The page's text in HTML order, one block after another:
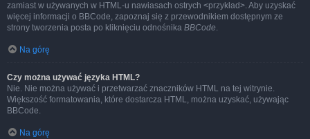
zamiast w używanych w HTML-u nawiasach ostrych <przykład>. Aby uzyskać
więcej informacji o BBCode, zapoznaj się z przewodnikiem dostępnym ze
strony tworzenia posta po kliknięciu odnośnika BBCode.
Na górę
Czy można używać języka HTML?
Nie. Nie można używać i przetwarzać znaczników HTML na tej witrynie.
Większość formatowania, które dostarcza HTML, można uzyskać, używając
BBCode.
Na górę